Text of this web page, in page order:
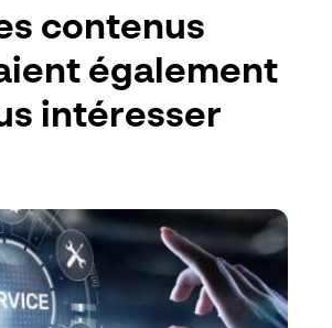
contenus
également
intéresser